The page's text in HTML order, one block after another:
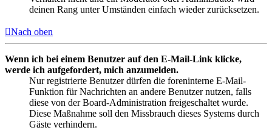
deinen Rang unter Umständen einfach wieder zurücksetzen.
Nach oben
Wenn ich bei einem Benutzer auf den E-Mail-Link klicke,
werde ich aufgefordert, mich anzumelden.
Nur registrierte Benutzer dürfen die foreninterne E-Mail-
Funktion für Nachrichten an andere Benutzer nutzen, falls
diese von der Board-Administration freigeschaltet wurde.
Diese Maßnahme soll den Missbrauch dieses Systems durch
Gäste verhindern.